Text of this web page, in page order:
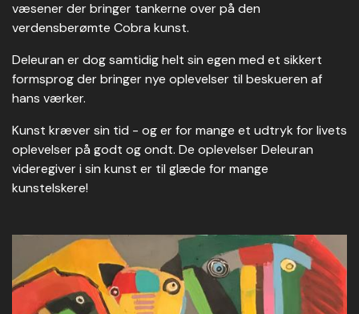
væsener der bringer tankerne over på den
verdensberømte Cobra kunst.
Deleuran er dog samtidig helt sin egen med et sikkert
formsprog der bringer nye oplevelser til beskueren af
hans værker.
Kunst kræver sin tid - og er for mange et udtryk for livets
oplevelser på godt og ondt. De oplevelser Deleuran
videregiver i sin kunst er til glæde for mange
kunstelskere!